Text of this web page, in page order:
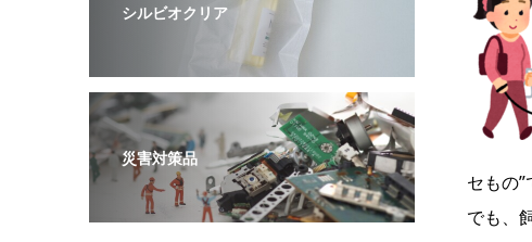
セもの”
でも、
シルビオクリア
災害対策品